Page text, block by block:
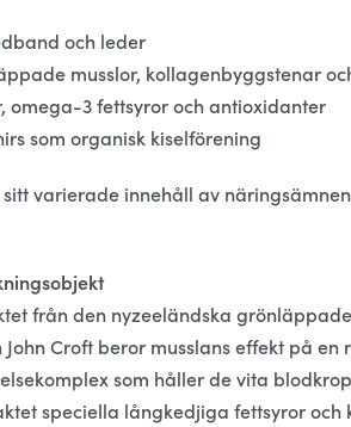
och leder
musslor, kollagenbyggstenar
omega-3 fettsyror och antioxidanter
som organisk kiselförening
varierade innehåll av
från den nyzeeländska
Croft beror musslans effekt på
som håller de vita
speciella långkedjiga fettsyror